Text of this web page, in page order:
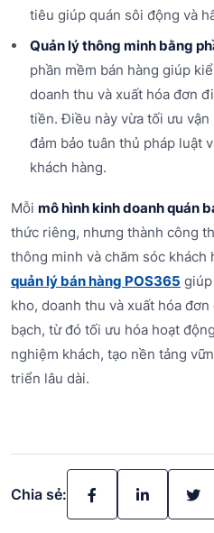
tiêu giúp quán sôi động và
Quản lý thông minh bằng
phần mềm bán hàng giúp
doanh thu và xuất hóa đơn
tiền. Điều này vừa tối ưu
đảm bảo tuân thủ pháp luật
khách hàng.
Mỗi mô hình kinh doanh quán
thức riêng, nhưng thành công
thông minh và chăm sóc khách
quản lý bán hàng POS365
kho, doanh thu và xuất hóa
bạch, từ đó tối ưu hóa hoạt
nghiệm khách, tạo nền tảng
triển lâu dài.
Chia sẻ: